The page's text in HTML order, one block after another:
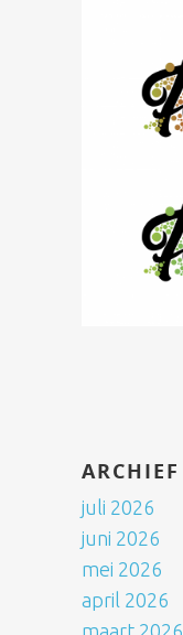
ARCHIEF
juli 2026
juni 2026
mei 2026
april 2026
maart 2026